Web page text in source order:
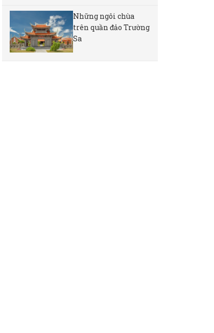
Những ngôi chùa
trên quần đảo Trường
Sa